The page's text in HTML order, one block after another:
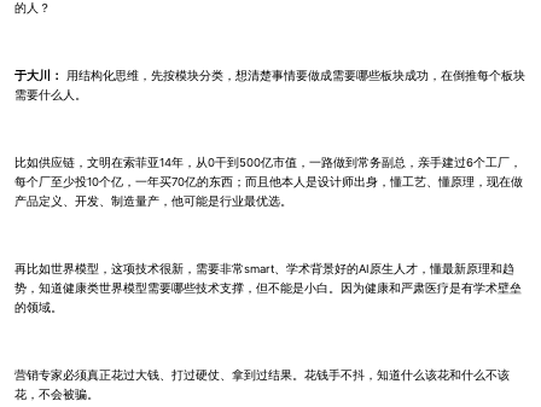
的人？
于大川：
用结构化思维，先按模块分类，想清楚事情要做成需要哪些板块成功，在倒推每个板块
需要什么人。
比如供应链，文明在索菲亚14年，从0干到500亿市值，一路做到常务副总，亲手建过6个工厂，
每个厂至少投10个亿，一年买70亿的东西；而且他本人是设计师出身，懂工艺、懂原理，现在做
产品定义、开发、制造量产，他可能是行业最优选。
再比如世界模型，这项技术很新，需要非常smart、学术背景好的AI原生人才，懂最新原理和趋
势，知道健康类世界模型需要哪些技术支撑，但不能是小白。因为健康和严肃医疗是有学术壁垒
的领域。
营销专家必须真正花过大钱、打过硬仗、拿到过结果。花钱手不抖，知道什么该花和什么不该
花，不会被骗。